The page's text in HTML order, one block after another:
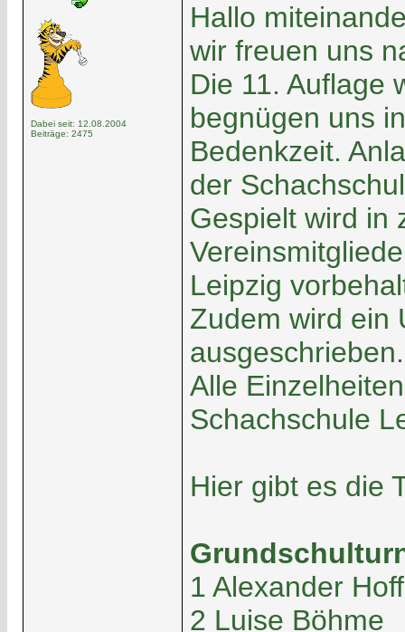
Dabei seit: 12.08.2004
Beiträge: 2475
Hallo
wir freuen uns
Die 11. Auflage
begnügen uns
Bedenkzeit.
der
Gespielt wird in
Leipzig
Zudem wird ein
ausgeschrieben.
Alle
Schachschule
Hier gibt es die
1 Alexander
2 Luise Böhme